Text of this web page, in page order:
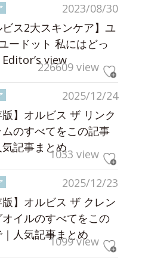
2023/08/30
ビス2大スキンケア】ユ
ードット 私にはどっ
view
226609 view
2025/12/24
版】オルビス ザ リンク
のすべてをこの記事
記事まとめ1033 view
2025/12/23
版】オルビス ザ クレン
オイルのすべてをこの
人気記事まとめ
1099 view